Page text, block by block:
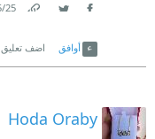
25‏/5‏/2023
أوافق اضف تعليق
Hoda Oraby